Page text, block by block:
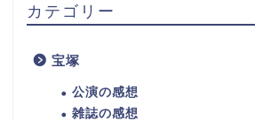
カテゴリー
宝塚
公演の感想
雑誌の感想